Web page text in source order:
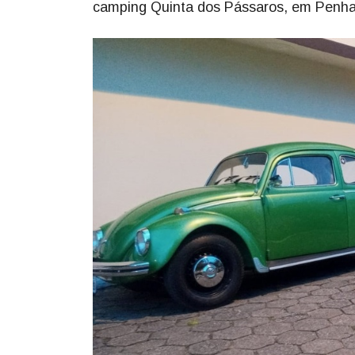
camping Quinta dos Pássaros, em